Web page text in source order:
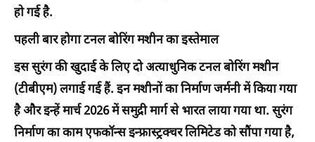
हो गई है.
पहली बार होगा टनल बोरिंग मशीन का इस्तेमाल
इस सुरंग की खुदाई के लिए दो अत्याधुनिक टनल बोरिंग मशीन
(टीबीएम) लगाई गई हैं. इन मशीनों का निर्माण जर्मनी में किया गया
है और इन्हें मार्च 2026 में समुद्री मार्ग से भारत लाया गया था. सुरंग
निर्माण का काम एफकॉन्स इन्फ्रास्ट्रक्चर लिमिटेड को सौंपा गया है,